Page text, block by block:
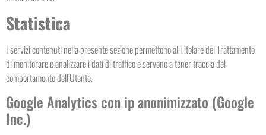
Statistica
I servizi contenuti nella presente sezione permettono al Titolare del Trattamento
di monitorare e analizzare i dati di traffico e servono a tener traccia del
comportamento dell’Utente.
Google Analytics con ip anonimizzato (Google
Inc.)